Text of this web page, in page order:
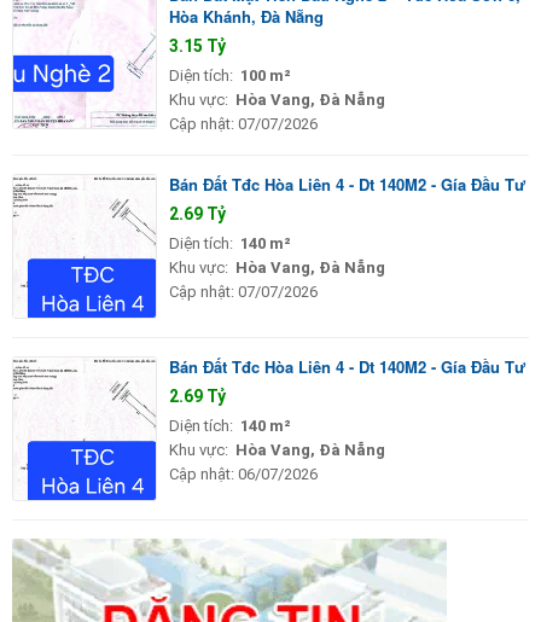
Hòa Khánh, Đà Nẵng
3.15 Tỷ
Diện tích: 100 m²
Khu vực: Hòa Vang, Đà Nẵng
Cập nhật: 07/07/2026
Bán Đất Tđc Hòa Liên 4 - Dt 140M2 - Gía Đầu Tư
2.69 Tỷ
Diện tích: 140 m²
Khu vực: Hòa Vang, Đà Nẵng
Cập nhật: 07/07/2026
Bán Đất Tđc Hòa Liên 4 - Dt 140M2 - Gía Đầu Tư
2.69 Tỷ
Diện tích: 140 m²
Khu vực: Hòa Vang, Đà Nẵng
Cập nhật: 06/07/2026